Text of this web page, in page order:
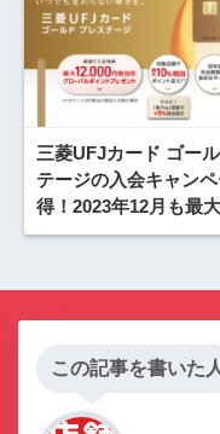
三菱UFJカード ゴー
テージの入会キャン
得！2023年12月も最
相当のグローバルポ
この記事を書いた